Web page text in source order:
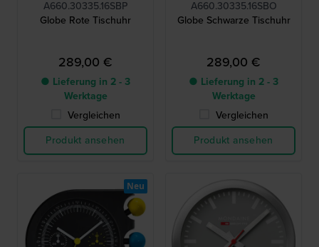
A660.30335.16SBP
Globe Rote Tischuhr
289,00 €
● Lieferung in 2 - 3
Werktage
Vergleichen
Produkt ansehen
A660.30335.16SBO
Globe Schwarze Tischuhr
289,00 €
● Lieferung in 2 - 3
Werktage
Vergleichen
Produkt ansehen
Neu